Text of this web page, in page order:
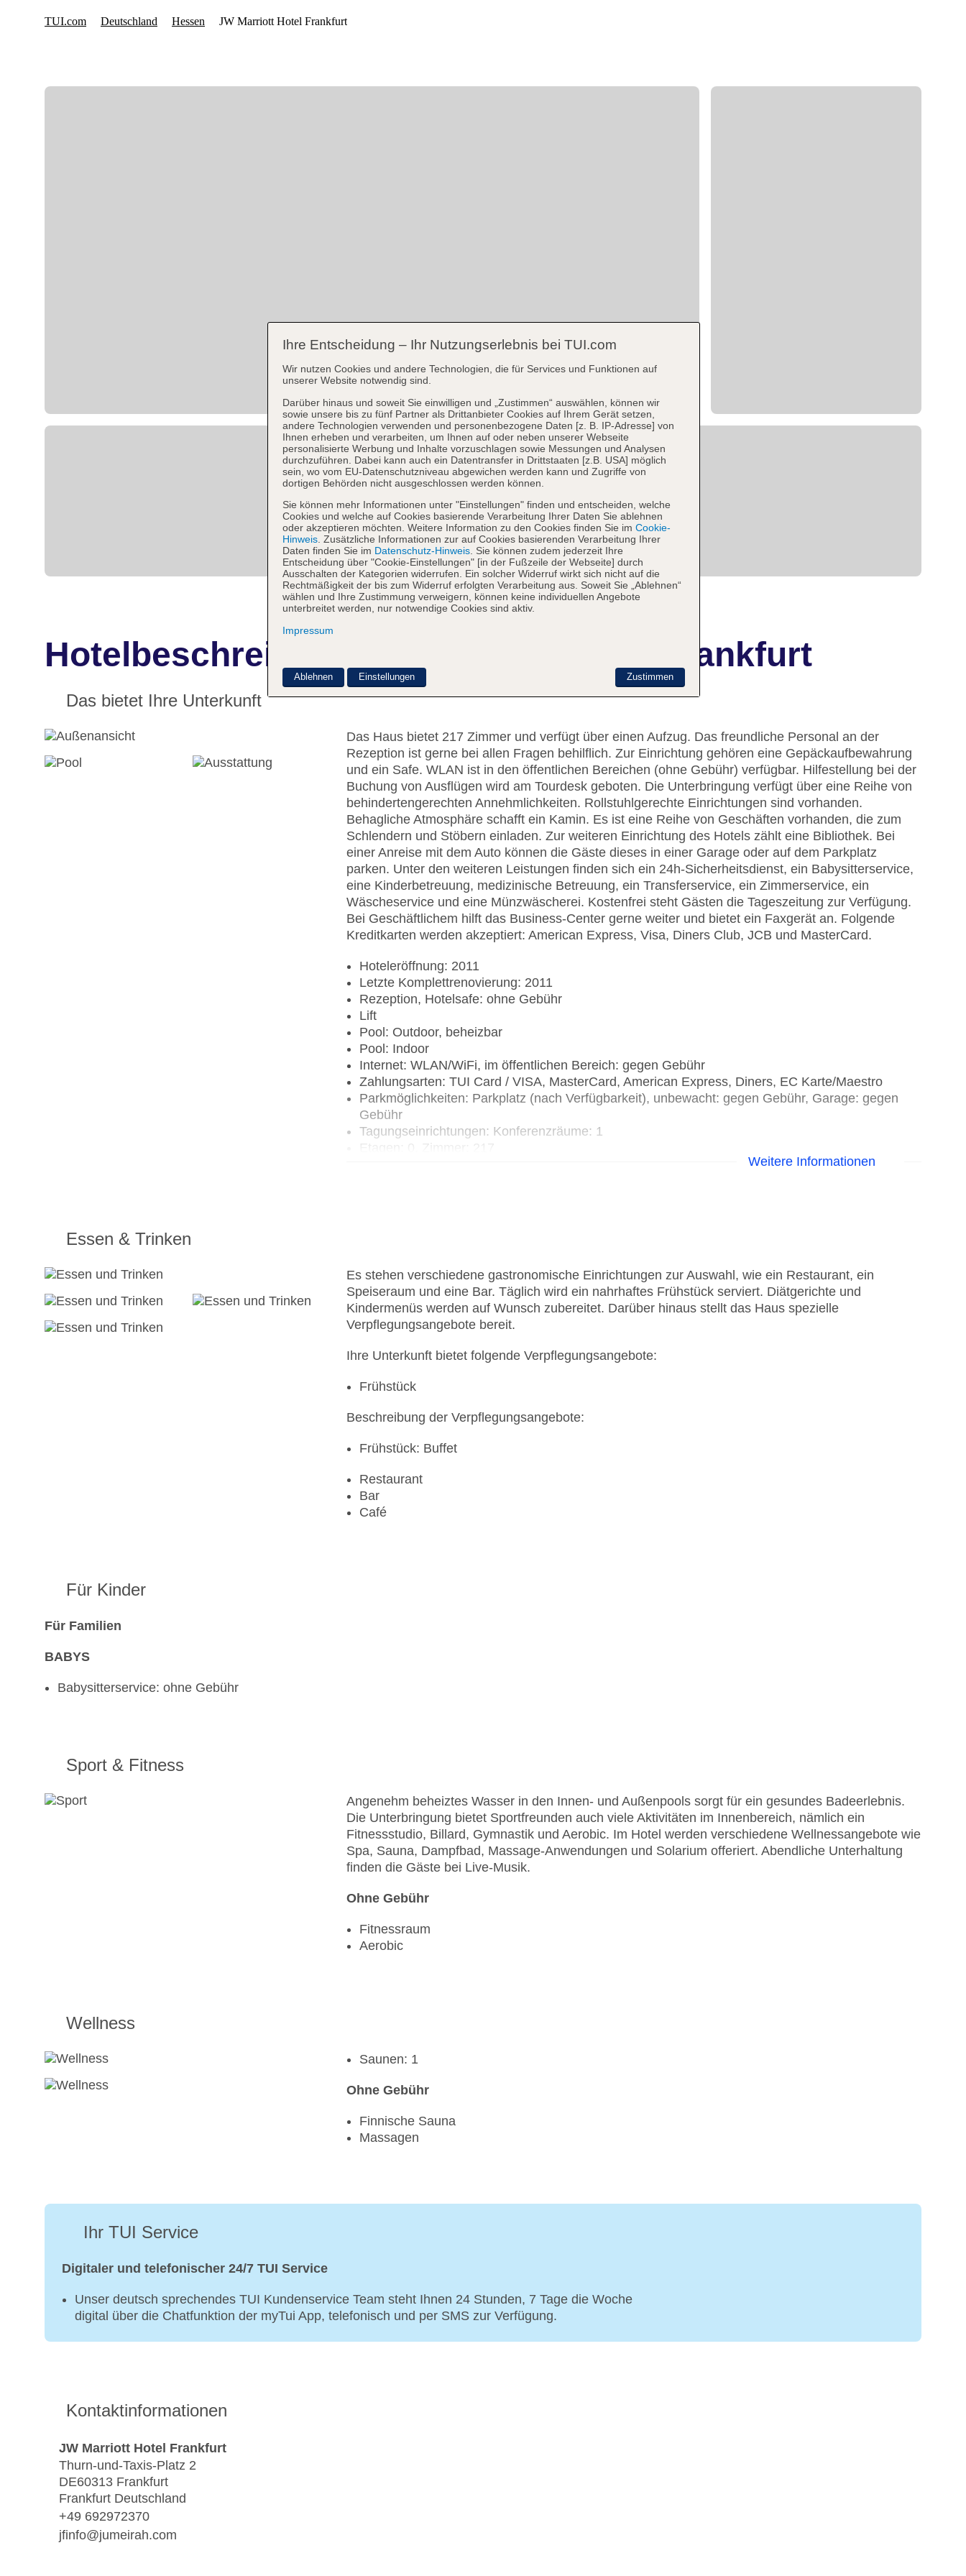
Hotelbeschreibung JW Marriott Hotel Frankfurt
Das bietet Ihre Unterkunft
Das Haus bietet 217 Zimmer und verfügt über einen Aufzug. Das freundliche Personal an der
Rezeption ist gerne bei allen Fragen behilflich. Zur Einrichtung gehören eine Gepäckaufbewahrung
und ein Safe. WLAN ist in den öffentlichen Bereichen (ohne Gebühr) verfügbar. Hilfestellung bei der
Buchung von Ausflügen wird am Tourdesk geboten. Die Unterbringung verfügt über eine Reihe von
behindertengerechten Annehmlichkeiten. Rollstuhlgerechte Einrichtungen sind vorhanden.
Behagliche Atmosphäre schafft ein Kamin. Es ist eine Reihe von Geschäften vorhanden, die zum
Schlendern und Stöbern einladen. Zur weiteren Einrichtung des Hotels zählt eine Bibliothek. Bei
einer Anreise mit dem Auto können die Gäste dieses in einer Garage oder auf dem Parkplatz
parken. Unter den weiteren Leistungen finden sich ein 24h-Sicherheitsdienst, ein Babysitterservice,
eine Kinderbetreuung, medizinische Betreuung, ein Transferservice, ein Zimmerservice, ein
Wäscheservice und eine Münzwäscherei. Kostenfrei steht Gästen die Tageszeitung zur Verfügung.
Bei Geschäftlichem hilft das Business-Center gerne weiter und bietet ein Faxgerät an. Folgende
Kreditkarten werden akzeptiert: American Express, Visa, Diners Club, JCB und MasterCard.
Hoteleröffnung: 2011
Letzte Komplettrenovierung: 2011
Rezeption, Hotelsafe: ohne Gebühr
Lift
Pool: Outdoor, beheizbar
Pool: Indoor
Internet: WLAN/WiFi, im öffentlichen Bereich: gegen Gebühr
Zahlungsarten: TUI Card / VISA, MasterCard, American Express, Diners, EC Karte/Maestro
Parkmöglichkeiten: Parkplatz (nach Verfügbarkeit), unbewacht: gegen Gebühr, Garage: gegen
Gebühr
Tagungseinrichtungen: Konferenzräume: 1
Weitere Informationen
Essen & Trinken
Es stehen verschiedene gastronomische Einrichtungen zur Auswahl, wie ein Restaurant, ein
Speiseraum und eine Bar. Täglich wird ein nahrhaftes Frühstück serviert. Diätgerichte und
Kindermenüs werden auf Wunsch zubereitet. Darüber hinaus stellt das Haus spezielle
Verpflegungsangebote bereit.
Ihre Unterkunft bietet folgende Verpflegungsangebote:
Frühstück
Beschreibung der Verpflegungsangebote:
Frühstück: Buffet
Restaurant
Bar
Café
Für Kinder
Für Familien
BABYS
Babysitterservice: ohne Gebühr
Sport & Fitness
Angenehm beheiztes Wasser in den Innen- und Außenpools sorgt für ein gesundes Badeerlebnis.
Die Unterbringung bietet Sportfreunden auch viele Aktivitäten im Innenbereich, nämlich ein
Fitnessstudio, Billard, Gymnastik und Aerobic. Im Hotel werden verschiedene Wellnessangebote wie
Spa, Sauna, Dampfbad, Massage-Anwendungen und Solarium offeriert. Abendliche Unterhaltung
finden die Gäste bei Live-Musik.
Ohne Gebühr
Fitnessraum
Aerobic
Wellness
Saunen: 1
Ohne Gebühr
Finnische Sauna
Massagen
Ihr TUI Service
Digitaler und telefonischer 24/7 TUI Service
Unser deutsch sprechendes TUI Kundenservice Team steht Ihnen 24 Stunden, 7 Tage die Woche
digital über die Chatfunktion der myTui App, telefonisch und per SMS zur Verfügung.
Kontaktinformationen
JW Marriott Hotel Frankfurt
Thurn-und-Taxis-Platz 2
DE60313 Frankfurt
Frankfurt Deutschland
+49 692972370
jfinfo@jumeirah.com
Ihre Entscheidung – Ihr Nutzungserlebnis bei TUI.com
Wir nutzen Cookies und andere Technologien, die für Services und Funktionen auf
unserer Website notwendig sind.
Darüber hinaus und soweit Sie einwilligen und „Zustimmen“ auswählen, können wir
sowie unsere bis zu fünf Partner als Drittanbieter Cookies auf Ihrem Gerät setzen,
andere Technologien verwenden und personenbezogene Daten [z. B. IP-Adresse] von
Ihnen erheben und verarbeiten, um Ihnen auf oder neben unserer Webseite
personalisierte Werbung und Inhalte vorzuschlagen sowie Messungen und Analysen
durchzuführen. Dabei kann auch ein Datentransfer in Drittstaaten [z.B. USA] möglich
sein, wo vom EU-Datenschutzniveau abgewichen werden kann und Zugriffe von
dortigen Behörden nicht ausgeschlossen werden können.
Sie können mehr Informationen unter "Einstellungen" finden und entscheiden, welche
Cookies und welche auf Cookies basierende Verarbeitung Ihrer Daten Sie ablehnen
oder akzeptieren möchten. Weitere Information zu den Cookies finden Sie im Cookie-
Hinweis . Zusätzliche Informationen zur auf Cookies basierenden Verarbeitung Ihrer
Daten finden Sie im Datenschutz-Hinweis . Sie können zudem jederzeit Ihre
Entscheidung über "Cookie-Einstellungen" [in der Fußzeile der Webseite] durch
Ausschalten der Kategorien widerrufen. Ein solcher Widerruf wirkt sich nicht auf die
Rechtmäßigkeit der bis zum Widerruf erfolgten Verarbeitung aus. Soweit Sie „Ablehnen“
wählen und Ihre Zustimmung verweigern, können keine individuellen Angebote
unterbreitet werden, nur notwendige Cookies sind aktiv.
Impressum
Zustimmen
Ablehnen Einstellungen